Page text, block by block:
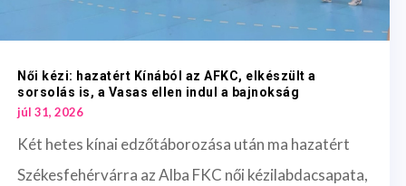
Női kézi: hazatért Kínából az AFKC, elkészült a
sorsolás is, a Vasas ellen indul a bajnokság
júl 31, 2026
Két hetes kínai edzőtáborozása után ma hazatért
Székesfehérvárra az Alba FKC női kézilabdacsapata,